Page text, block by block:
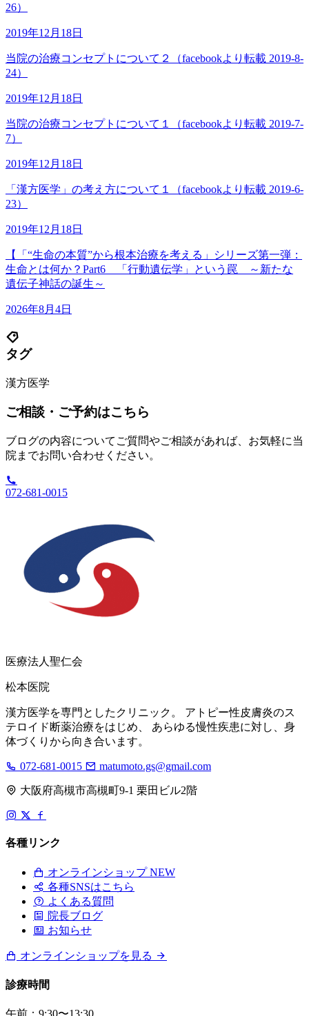
26）
2019年12月18日
当院の治療コンセプトについて２（facebookより転載 2019-8-
24）
2019年12月18日
当院の治療コンセプトについて１（facebookより転載 2019-7-
7）
2019年12月18日
「漢方医学」の考え方について１（facebookより転載 2019-6-
23）
2019年12月18日
【「“生命の本質”から根本治療を考える」シリーズ第一弾：
生命とは何か？Part6 「行動遺伝学」という罠 ～新たな
遺伝子神話の誕生～
2026年8月4日
タグ
漢方医学
ご相談・ご予約はこちら
ブログの内容についてご質問やご相談があれば、お気軽に当
院までお問い合わせください。
072-681-0015
医療法人聖仁会
松本医院
漢方医学を専門としたクリニック。 アトピー性皮膚炎のス
テロイド断薬治療をはじめ、 あらゆる慢性疾患に対し、身
体づくりから向き合います。
072-681-0015 matumoto.gs@gmail.com
大阪府高槻市高槻町9-1 栗田ビル2階
各種リンク
オンラインショップ NEW
各種SNSはこちら
よくある質問
院長ブログ
お知らせ
オンラインショップを見る
診療時間
午前：9:30〜13:30